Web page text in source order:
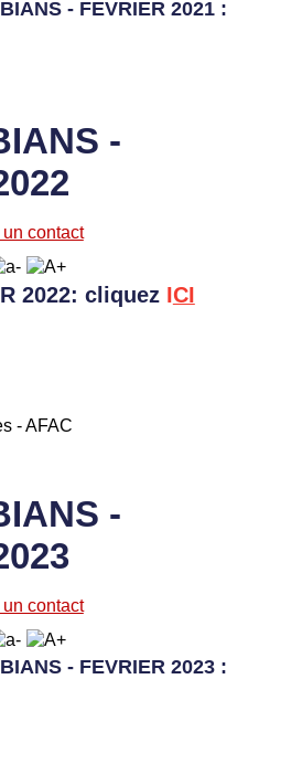
- FEVRIER 2021 :
-
2022: cliquez ICI
-AFAC
-
- FEVRIER 2023 :